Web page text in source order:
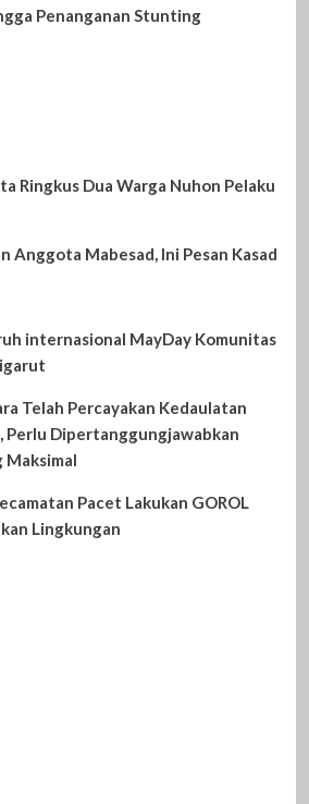
Penanganan Stunting
Ringkus Dua Warga Nuhon Pelaku
Anggota Mabesad, Ini Pesan Kasad
internasional MayDay Komunitas
Telah Percayakan Kedaulatan
Perlu Dipertanggungjawabkan
Maksimal
Pacet Lakukan GOROL
Lingkungan